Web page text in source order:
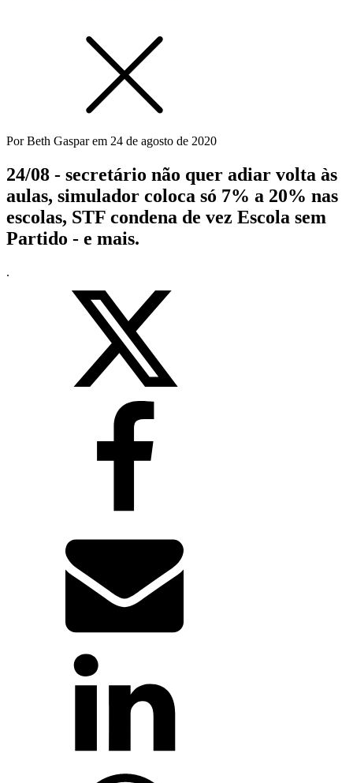
PorBeth Gasparem 24 de agosto de 2020
24/08 - secretário não quer adiar volta às
aulas, simulador coloca só 7% a 20% nas
escolas, STF condena de vez Escola sem
Partido - e mais.
.